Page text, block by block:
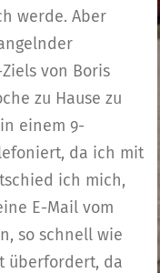
werde. Aber
von Boris
zu Hause zu
einem 9-
da ich mit
ich mich,
E-Mail vom
so schnell wie
überfordert, da